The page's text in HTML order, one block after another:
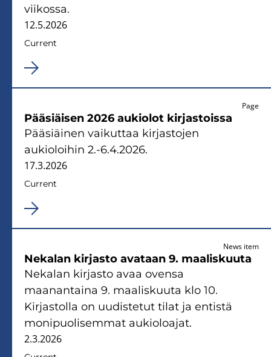
viikossa.
12.5.2026
Current
Page
Pääsiäisen 2026 aukiolot kirjastoissa
Pääsiäinen vaikuttaa kirjastojen
aukioloihin 2.-6.4.2026.
17.3.2026
Current
News item
Nekalan kirjasto avataan 9. maaliskuuta
Nekalan kirjasto avaa ovensa
maanantaina 9. maaliskuuta klo 10.
Kirjastolla on uudistetut tilat ja entistä
monipuolisemmat aukioloajat.
2.3.2026